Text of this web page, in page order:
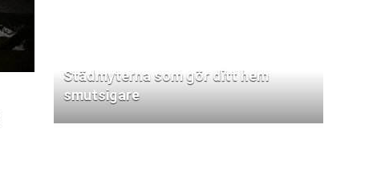
Städmyterna som gör ditt hem
smutsigare